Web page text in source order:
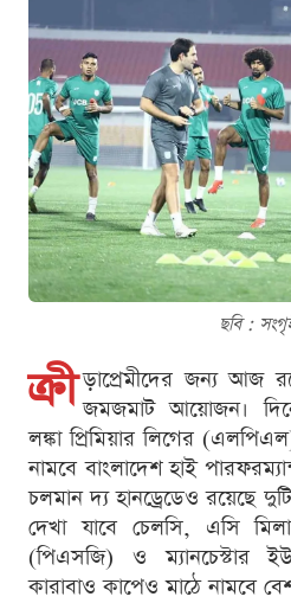
ছবি :
ক্রী ড়াপ্রেমীদের জন্য আজ
জমজমাট আয়োজন।
লঙ্কা প্রিমিয়ার লিগের
নামবে বাংলাদেশ হাই
চলমান দ্য হানড্রেডেও রয়েছে
দেখা যাবে চেলসি, এসি
(পিএসজি) ও ম্যানচেস্টার
কারাবাও কাপেও মাঠে নামবে